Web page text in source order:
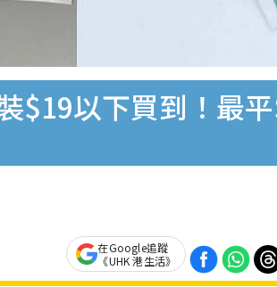
$19以下買到！最
在Google追蹤
《UHK 港生活》